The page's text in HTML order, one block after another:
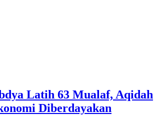
Latih 63 Mualaf, Aqidah
Diberdayakan